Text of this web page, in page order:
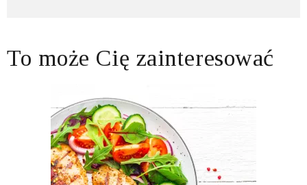
To może Cię zainteresować